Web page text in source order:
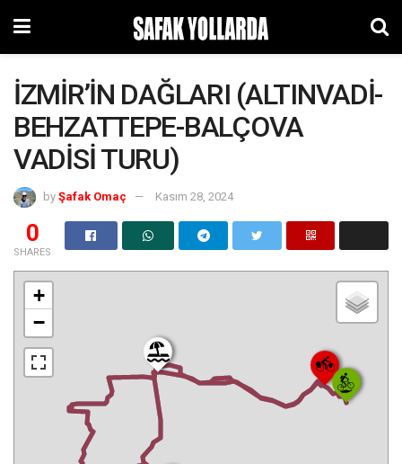
İZMİR’İN DAĞLARI (ALTINVADİ-
BEHZATTEPE-BALÇOVA
VADİSİ TURU)
by Şafak Omaç Kasım 28, 2024
0
SHARES
+
−